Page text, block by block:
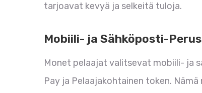
tarjoavat kevyä ja selkeitä tuloja.
Mobiili- ja Sähköposti-
Monet pelaajat valitsevat mobiili- ja
Pay ja Pelaajakohtainen token.